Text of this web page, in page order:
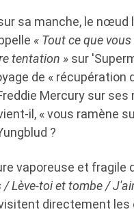
sa manche, le nœud
« Tout ce que
tentation » sur
de « récupération
Mercury sur ses
il, « vous ramène
?
vaporeuse et fragile
/ Lève-toi et tombe /
directement les